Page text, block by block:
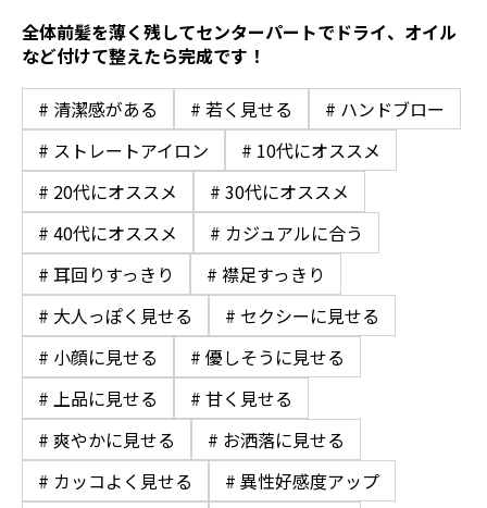
全体前髪を薄く残してセンターパートでドライ、オイル
など付けて整えたら完成です！
# 清潔感がある # 若く見せる
# ハンドブロー
# ストレートアイロン
# 10代にオススメ
# 20代にオススメ
# 30代にオススメ
# 40代にオススメ
# カジュアルに合う
# 耳回りすっきり
# 襟足すっきり
# 大人っぽく見せる
# セクシーに見せる
# 小顔に見せる
# 優しそうに見せる
# 上品に見せる
# 甘く見せる
# 爽やかに見せる
# お洒落に見せる
# カッコよく見せる
# 異性好感度アップ